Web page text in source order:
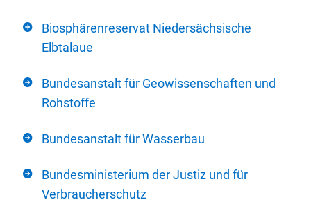
Biosphärenreservat Niedersächsische
Elbtalaue
Bundesanstalt für Geowissenschaften und
Rohstoffe
Bundesanstalt für Wasserbau
Bundesministerium der Justiz und für
Verbraucherschutz